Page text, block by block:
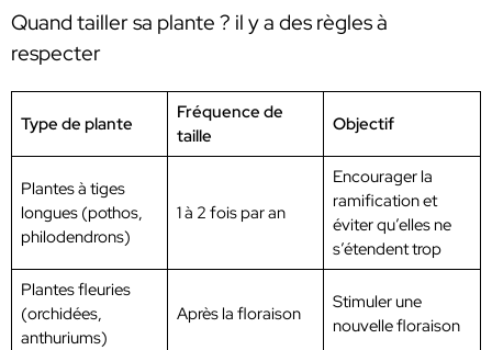
Quand tailler sa plante ? il y a des règles à
respecter
Type de plante
Fréquence de
taille
Objectif
Plantes à tiges
longues (pothos,
philodendrons)
1 à 2 fois par an
Encourager la
ramification et
éviter qu’elles ne
s’étendent trop
Plantes fleuries
(orchidées,
anthuriums)
Après la floraison
Stimuler une
nouvelle floraison